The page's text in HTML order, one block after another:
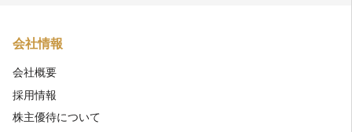
会社情報
会社概要
採用情報
株主優待について